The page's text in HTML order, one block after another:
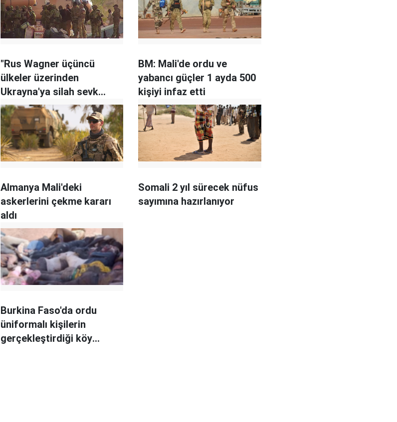
"Rus Wagner üçüncü
ülkeler üzerinden
Ukrayna'ya silah sevk
etmeye çalışıyor"
BM: Mali'de ordu ve
yabancı güçler 1 ayda 500
kişiyi infaz etti
Almanya Mali'deki
askerlerini çekme kararı
aldı
Somali 2 yıl sürecek nüfus
sayımına hazırlanıyor
Burkina Faso'da ordu
üniformalı kişilerin
gerçekleştirdiği köy